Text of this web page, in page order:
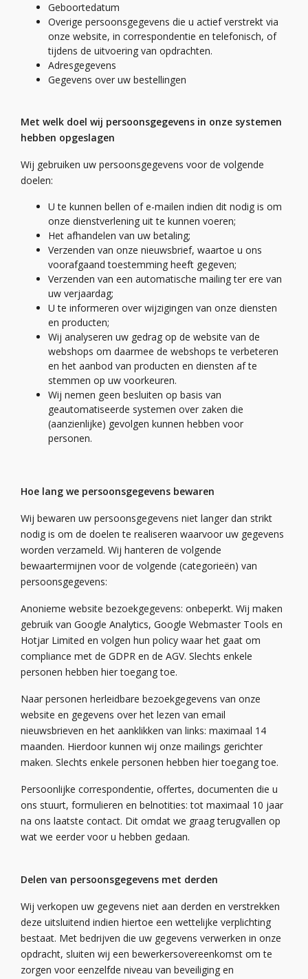
Geboortedatum
Overige persoonsgegevens die u actief verstrekt via
onze website, in correspondentie en telefonisch, of
tijdens de uitvoering van opdrachten.
Adresgegevens
Gegevens over uw bestellingen
Met welk doel wij persoonsgegevens in onze systemen
hebben opgeslagen
Wij gebruiken uw persoonsgegevens voor de volgende
doelen:
U te kunnen bellen of e-mailen indien dit nodig is om
onze dienstverlening uit te kunnen voeren;
Het afhandelen van uw betaling;
Verzenden van onze nieuwsbrief, waartoe u ons
voorafgaand toestemming heeft gegeven;
Verzenden van een automatische mailing ter ere van
uw verjaardag;
U te informeren over wijzigingen van onze diensten
en producten;
Wij analyseren uw gedrag op de website van de
webshops om daarmee de webshops te verbeteren
en het aanbod van producten en diensten af te
stemmen op uw voorkeuren.
Wij nemen geen besluiten op basis van
geautomatiseerde systemen over zaken die
(aanzienlijke) gevolgen kunnen hebben voor
personen.
Hoe lang we persoonsgegevens bewaren
Wij bewaren uw persoonsgegevens niet langer dan strikt
nodig is om de doelen te realiseren waarvoor uw gegevens
worden verzameld. Wij hanteren de volgende
bewaartermijnen voor de volgende (categorieën) van
persoonsgegevens:
Anonieme website bezoekgegevens: onbeperkt. Wij maken
gebruik van Google Analytics, Google Webmaster Tools en
Hotjar Limited en volgen hun policy waar het gaat om
compliance met de GDPR en de AGV. Slechts enkele
personen hebben hier toegang toe.
Naar personen herleidbare bezoekgegevens van onze
website en gegevens over het lezen van email
nieuwsbrieven en het aanklikken van links: maximaal 14
maanden. Hierdoor kunnen wij onze mailings gerichter
maken. Slechts enkele personen hebben hier toegang toe.
Persoonlijke correspondentie, offertes, documenten die u
ons stuurt, formulieren en belnotities: tot maximaal 10 jaar
na ons laatste contact. Dit omdat we graag terugvallen op
wat we eerder voor u hebben gedaan.
Delen van persoonsgegevens met derden
Wij verkopen uw gegevens niet aan derden en verstrekken
deze uitsluitend indien hiertoe een wettelijke verplichting
bestaat. Met bedrijven die uw gegevens verwerken in onze
opdracht, sluiten wij een bewerkersovereenkomst om te
zorgen voor eenzelfde niveau van beveiliging en